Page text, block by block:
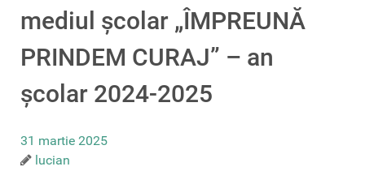
mediul școlar „ÎMPREUNĂ
PRINDEM CURAJ” – an
școlar 2024-2025
31 martie 2025
lucian